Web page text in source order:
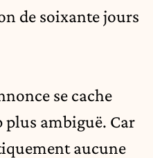
de soixante jours
se cache
plus ambiguë. Car
aucune